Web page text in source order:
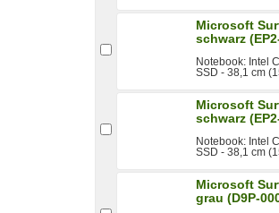
Microsoft
schwarz
Notebook: Intel
SSD - 38,1 cm
Microsoft
schwarz
Notebook: Intel
SSD - 38,1 cm
Microsoft
grau (D9P-